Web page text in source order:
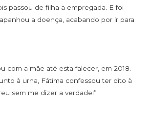
passou de filha a empregada. E foi
a doença, acabando por ir para
com a mãe até esta falecer, em 2018.
à urna, Fátima confessou ter dito à
sem me dizer a verdade!”